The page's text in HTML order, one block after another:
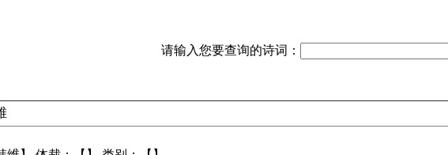
请输入您要查询的诗词：